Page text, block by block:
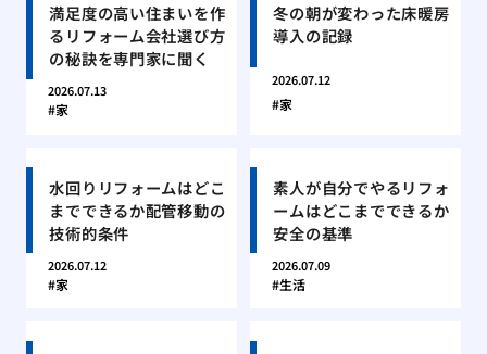
満足度の高い住まいを作
るリフォーム会社選び方
の秘訣を専門家に聞く
2026.07.13
家
冬の朝が変わった床暖房
導入の記録
2026.07.12
家
水回りリフォームはどこ
までできるか配管移動の
技術的条件
2026.07.12
家
素人が自分でやるリフォ
ームはどこまでできるか
安全の基準
2026.07.09
生活